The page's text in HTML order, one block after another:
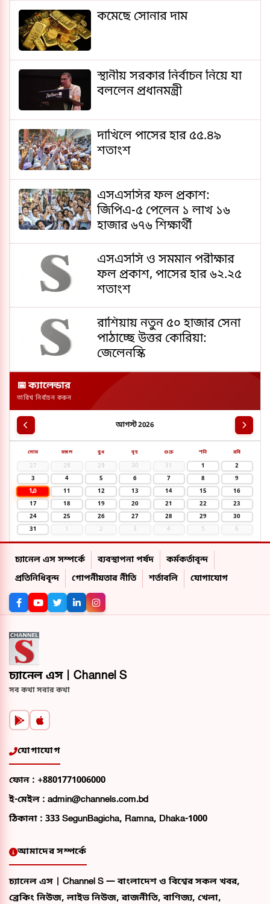
কমেছে সোনার দাম
স্থানীয় সরকার নির্বাচন নিয়ে যা
বললেন প্রধানমন্ত্রী
দাখিলে পাসের হার ৫৫.৪৯
শতাংশ
এসএসসির ফল প্রকাশ:
জিপিএ-৫ পেলেন ১ লাখ ১৬
হাজার ৬৭৬ শিক্ষার্থী
এসএসসি ও সমমান পরীক্ষার
ফল প্রকাশ, পাসের হার ৬২.২৫
শতাংশ
রাশিয়ায় নতুন ৫০ হাজার সেনা
পাঠাচ্ছে উত্তর কোরিয়া:
জেলেনস্কি
📅 ক্যালেন্ডার
তারিখ নির্বাচন করুন
আগস্ট 2026
সোম মঙ্গল বুধ বৃহ শুক্র শনি রবি
27 28 29 30 31 1
2
3
4 5 6 7 8 9
10 11 12 13 14 15
16
17
18 19 20 21 22
23
24
25 26 27 28 29
30
31
1 2 3 4 5 6
চ্যানেল এস সম্পর্কে ব্যবস্থাপনা পর্ষদ
কর্মকর্তাবৃন্দ
প্রতিনিধিবৃন্দ
গোপনীয়তার নীতি শর্তাবলি যোগাযোগ
চ্যানেল এস | Channel S
সব কথা সবার কথা
যোগাযোগ
ফোন : +8801771006000
ই-মেইল : admin@channels.com.bd
ঠিকানা : 333 SegunBagicha, Ramna, Dhaka-1000
আমাদের সম্পর্কে
চ্যানেল এস | Channel S — বাংলাদেশ ও বিশ্বের সকল খবর,
ব্রেকিং নিউজ, লাইভ নিউজ, রাজনীতি, বাণিজ্য, খেলা,